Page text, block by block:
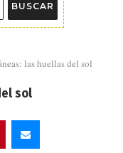
BUSCAR
las huellas del sol
sol